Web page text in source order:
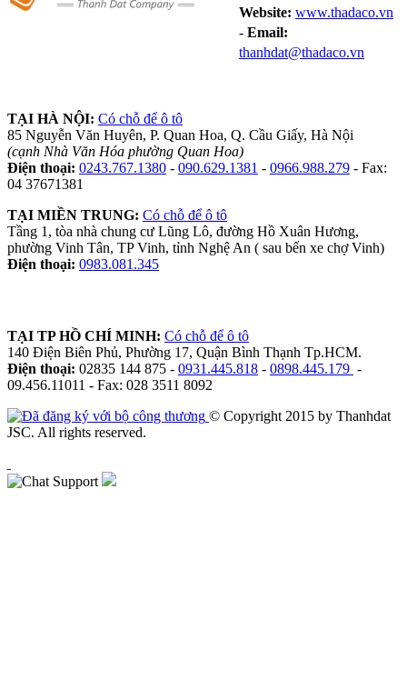
Website: www.thadaco.vn
- Email:
thanhdat@thadaco.vn
TẠI HÀ NỘI: Có chỗ để ô tô
85 Nguyễn Văn Huyên, P. Quan Hoa, Q. Cầu Giấy, Hà Nội
(cạnh Nhà Văn Hóa phường Quan Hoa)
Điện thoại: 0243.767.1380 - 090.629.1381 - 0966.988.279 - Fax:
04 37671381
TẠI MIỀN TRUNG: Có chỗ để ô tô
Tầng 1, tòa nhà chung cư Lũng Lô, đường Hồ Xuân Hương,
phường Vinh Tân, TP Vinh, tỉnh Nghệ An ( sau bến xe chợ Vinh)
Điện thoại: 0983.081.345
TẠI TP HỒ CHÍ MINH: Có chỗ để ô tô
140 Điện Biên Phủ, Phường 17, Quận Bình Thạnh Tp.HCM.
Điện thoại: 02835 144 875 - 0931.445.818 - 0898.445.179 -
09.456.11011 - Fax: 028 3511 8092
© Copyright 2015 by Thanhdat
JSC. All rights reserved.